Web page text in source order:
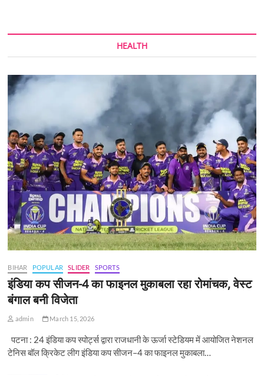
HEALTH
BIHAR POPULAR SLIDER SPORTS
इंडिया कप सीजन-4 का फाइनल मुकाबला रहा रोमांचक, वेस्ट
बंगाल बनी विजेता
admin March 15, 2026
पटना : 24 इंडिया कप स्पोर्ट्स द्वारा राजधानी के ऊर्जा स्टेडियम में आयोजित नेशनल
टेनिस बॉल क्रिकेट लीग इंडिया कप सीजन–4 का फाइनल मुकाबला…